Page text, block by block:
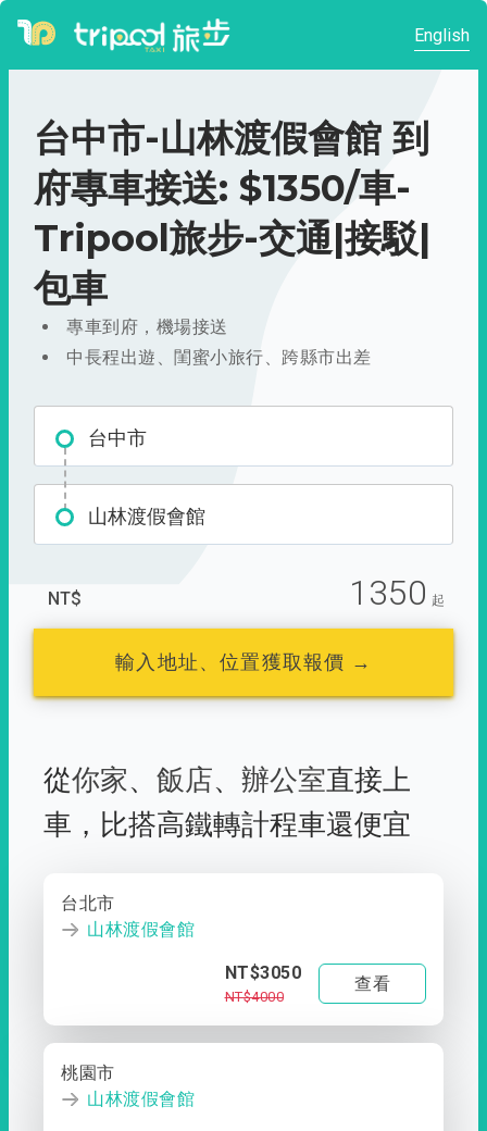
English
台中市-山林渡假會館 到
府專車接送: $1350/車-
Tripool旅步-交通|接駁|
包車
專車到府，機場接送
中長程出遊、閨蜜小旅行、跨縣市出差
台中市
山林渡假會館
NT$ 1350 起
輸入地址、位置獲取報價 →
從你家、 飯店、 辦公室直接上
車， 比搭高鐵轉計程車還便宜
台北市
山林渡假會館
NT$3050
NT$4000
查看
桃園市
山林渡假會館